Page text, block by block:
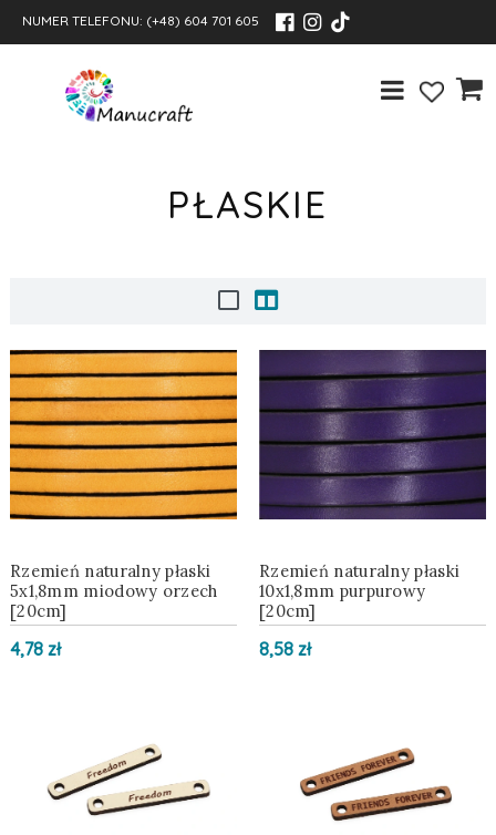
NUMER TELEFONU: (+48) 604 701 605
PŁASKIE
Rzemień naturalny płaski
5x1,8mm miodowy orzech
[20cm]
4,78 zł
Rzemień naturalny płaski
10x1,8mm purpurowy
[20cm]
8,58 zł